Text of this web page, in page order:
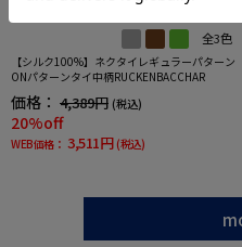
全3色
【シルク100%】ネクタイレギュラーパターン
ONパターンタイ中柄RUCKENBACCHAR
価格： 4,389円 (税込)
20%off
WEB価格： 3,511円 (税込)